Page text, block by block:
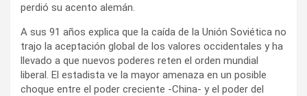
perdió su acento alemán.
A sus 91 años explica que la caída de la Unión Soviética no
trajo la aceptación global de los valores occidentales y ha
llevado a que nuevos poderes reten el orden mundial
liberal. El estadista ve la mayor amenaza en un posible
choque entre el poder creciente -China- y el poder del